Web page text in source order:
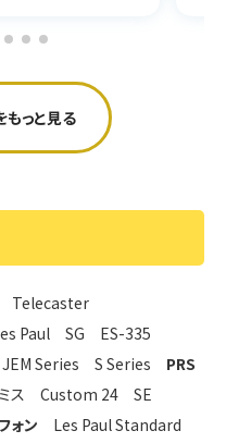
っと見る
Telecaster
Paul SG ES-335
Series S Series PRS
ミス Custom 24 SE
ォン Les Paul Standard